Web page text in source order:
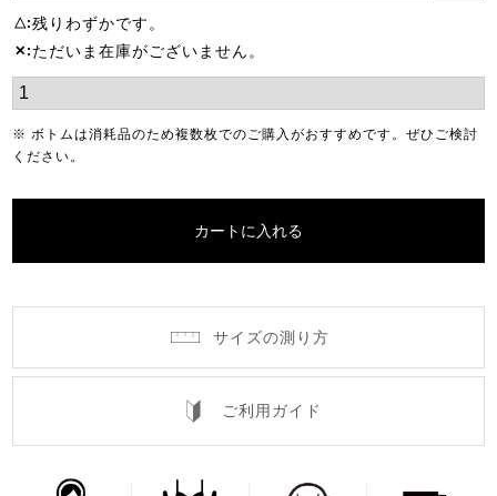
△ 残りわずかです。
✕ ただいま在庫がございません。
※ ボトムは消耗品のため複数枚でのご購入がおすすめです。ぜひご検討
ください。
カートに入れる
サイズの測り方
ご利用ガイド